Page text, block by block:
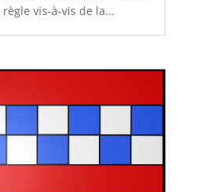
vis-à-vis de la...